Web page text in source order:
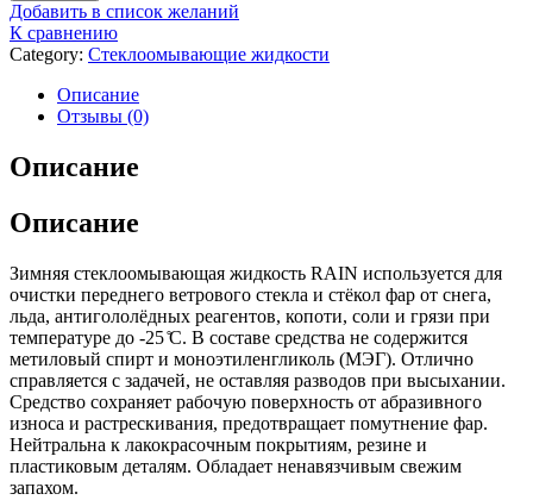
Добавить в список желаний
К сравнению
Category: Стеклоомывающие жидкости
Описание
Отзывы (0)
Описание
Описание
Зимняя стеклоомывающая жидкость RAIN используется для
очистки переднего ветрового стекла и стёкол фар от снега,
льда, антигололёдных реагентов, копоти, соли и грязи при
температуре до -25 ̊С. В составе средства не содержится
метиловый спирт и моноэтиленгликоль (МЭГ). Отлично
справляется с задачей, не оставляя разводов при высыхании.
Средство сохраняет рабочую поверхность от абразивного
износа и растрескивания, предотвращает помутнение фар.
Нейтральна к лакокрасочным покрытиям, резине и
пластиковым деталям. Обладает ненавязчивым свежим
запахом.